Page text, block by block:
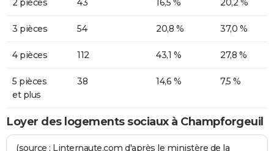
3 pièces 54 20,8 % 37,0 %
4 pièces 112 43,1 % 27,8 %
5 pièces
et plus
38 14,6 % 7,5 %
Loyer des logements sociaux à Champforgeuil
(source : Linternaute.com d'après le ministère de la